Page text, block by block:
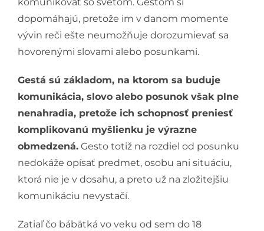
dopomáhajú, pretože im v danom momente
vývin reči ešte neumožňuje dorozumievať sa
hovorenými slovami alebo posunkami.
Gestá sú základom, na ktorom sa buduje
komunikácia, slovo alebo posunok však plne
nenahradia, pretože ich schopnosť preniesť
komplikovanú myšlienku je výrazne
obmedzená.Gesto totiž na rozdiel od posunku
nedokáže opísať predmet, osobu ani situáciu,
ktorá nie je v dosahu, a preto už na zložitejšiu
komunikáciu nevystačí.
Zatiaľ čo bábätká vo veku od sem do 18